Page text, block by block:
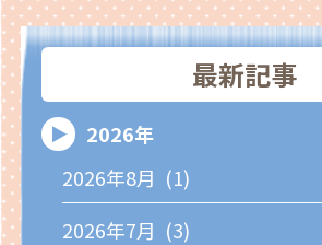
最新記事
2026年
2026年8月 (1)
2026年7月 (3)